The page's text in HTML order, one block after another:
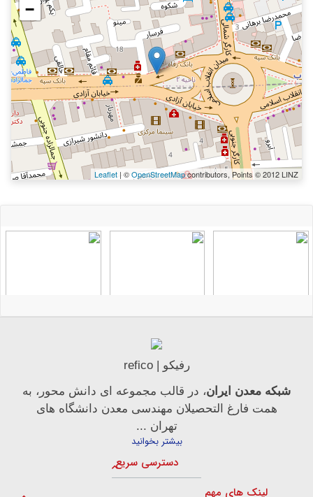
−
Leaflet | ©OpenStreetMapcontributors, Points © 2012 LINZ
رفیکو | refico
شبکه معدن ایران، در قالب مجموعه ای دانش محور، به
همت فارغ­ التحصیلان مهندسی معدن دانشگاه ­های
تهران ...
بیشتر بخوانید
دسترسی سریع
لینک های مهم